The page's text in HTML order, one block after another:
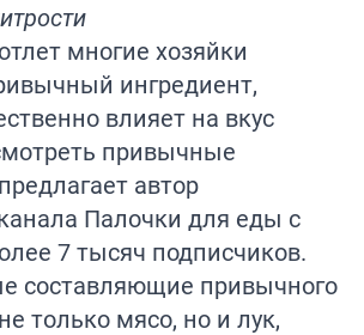
многие хозяйки
ингредиент,
влияет на вкус
привычные
автор
Палочки для еды с
7 тысяч подписчиков.
составляющие привычного
только мясо, но и лук,